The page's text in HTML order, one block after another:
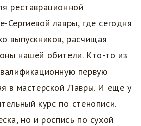
реставрационной
Сергиевой лавры, где сегодня
выпускников, расчищая
нашей обители. Кто-то из
первую
в мастерской Лавры. И еще у
курс по стенописи.
но и роспись по сухой